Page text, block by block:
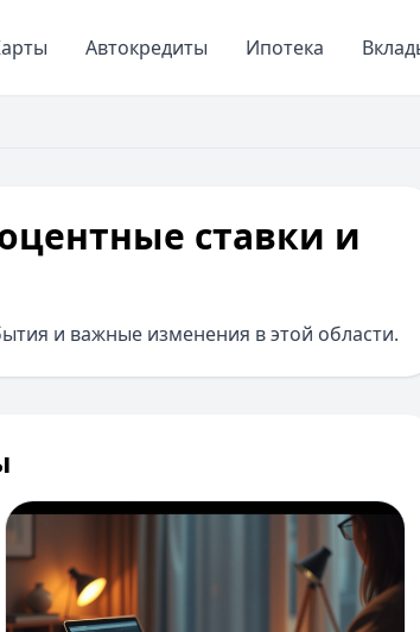
Автокредиты Ипотека
ставки и
и важные изменения в этой области.